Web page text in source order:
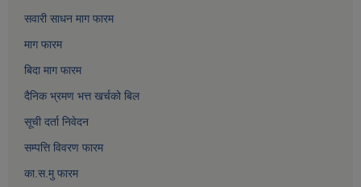
सवारी साधन माग फारम
माग फारम
बिदा माग फारम
दैनिक भ्रमण भत्त खर्चको बिल
सूची दर्ता निवेदन
सम्पत्ति विवरण फारम
का.स.मु फारम